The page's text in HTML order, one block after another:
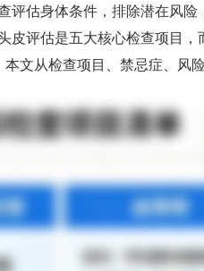
评估身体条件，排除潜在风
皮评估是五大核心检查项目
文从检查项目、禁忌症、风